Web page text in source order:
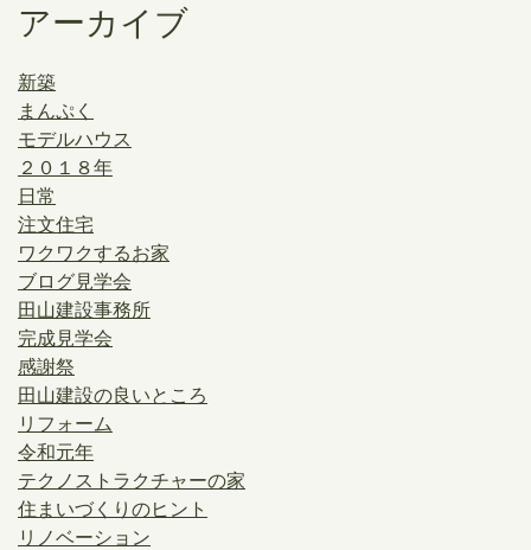
アーカイブ
新築
まんぷく
モデルハウス
２０１８年
日常
注文住宅
ワクワクするお家
ブログ見学会
田山建設事務所
完成見学会
感謝祭
田山建設の良いところ
リフォーム
令和元年
テクノストラクチャーの家
住まいづくりのヒント
リノベーション